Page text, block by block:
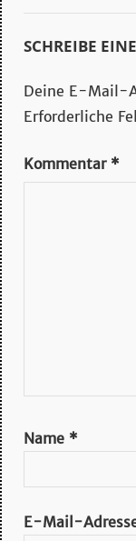
SCHREIBE
Deine E-Mail-
Erforderliche
Kommentar *
Name *
E-Mail-